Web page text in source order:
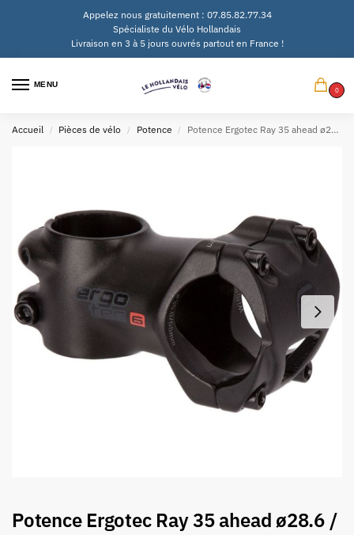
Appelez nous gratuitement : 07.85.82.77.34
Spécialiste du Vélo Hollandais
Livraison en 3 à 5 jours ouvrés partout en France !
MENU
0
Accueil / Pièces de vélo / Potence / Potence Ergotec Ray 35 ahead ø28.6 / 35 / 35.0 mm – noir
Potence Ergotec Ray 35 ahead ø28.6 /